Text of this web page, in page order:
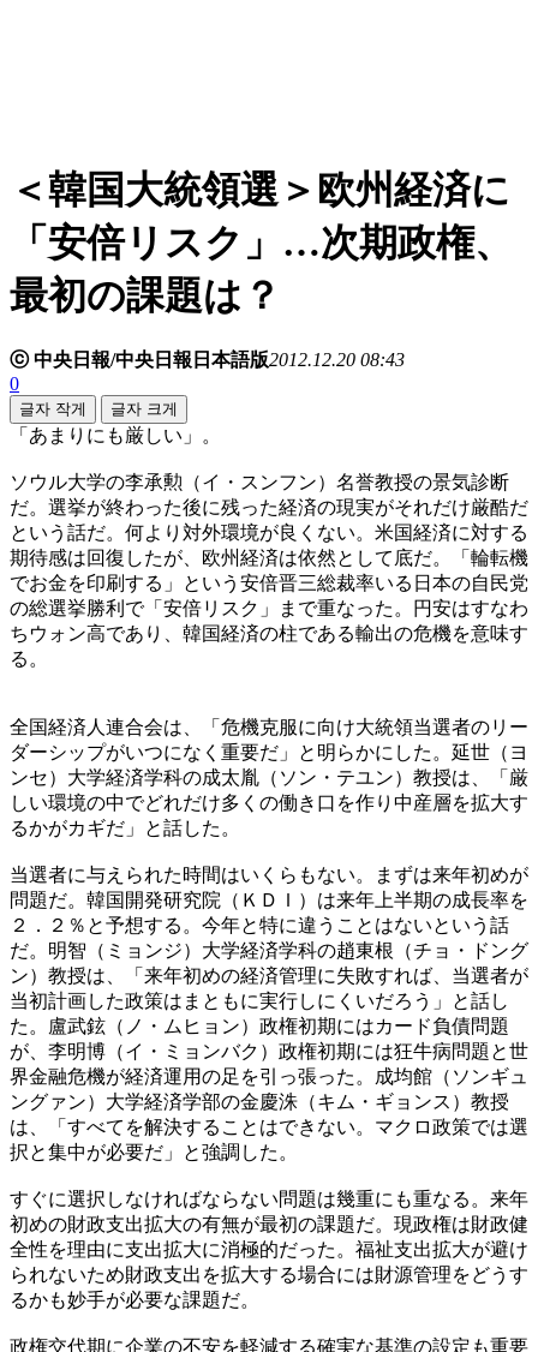
＜韓国大統領選＞欧州経済に
「安倍リスク」…次期政権、
最初の課題は？
ⓒ 中央日報/中央日報日本語版2012.12.20 08:43
0
글자 작게 글자 크게
「あまりにも厳しい」。
ソウル大学の李承勲（イ・スンフン）名誉教授の景気診断
だ。選挙が終わった後に残った経済の現実がそれだけ厳酷だ
という話だ。何より対外環境が良くない。米国経済に対する
期待感は回復したが、欧州経済は依然として底だ。「輪転機
でお金を印刷する」という安倍晋三総裁率いる日本の自民党
の総選挙勝利で「安倍リスク」まで重なった。円安はすなわ
ちウォン高であり、韓国経済の柱である輸出の危機を意味す
る。
全国経済人連合会は、「危機克服に向け大統領当選者のリー
ダーシップがいつになく重要だ」と明らかにした。延世（ヨ
ンセ）大学経済学科の成太胤（ソン・テユン）教授は、「厳
しい環境の中でどれだけ多くの働き口を作り中産層を拡大す
るかがカギだ」と話した。
当選者に与えられた時間はいくらもない。まずは来年初めが
問題だ。韓国開発研究院（ＫＤＩ）は来年上半期の成長率を
２．２％と予想する。今年と特に違うことはないという話
だ。明智（ミョンジ）大学経済学科の趙東根（チョ・ドング
ン）教授は、「来年初めの経済管理に失敗すれば、当選者が
当初計画した政策はまともに実行しにくいだろう」と話し
た。盧武鉉（ノ・ムヒョン）政権初期にはカード負債問題
が、李明博（イ・ミョンバク）政権初期には狂牛病問題と世
界金融危機が経済運用の足を引っ張った。成均館（ソンギュ
ングァン）大学経済学部の金慶洙（キム・ギョンス）教授
は、「すべてを解決することはできない。マクロ政策では選
択と集中が必要だ」と強調した。
すぐに選択しなければならない問題は幾重にも重なる。来年
初めの財政支出拡大の有無が最初の課題だ。現政権は財政健
全性を理由に支出拡大に消極的だった。福祉支出拡大が避け
られないため財政支出を拡大する場合には財源管理をどうす
るかも妙手が必要な課題だ。
政権交代期に企業の不安を軽減する確実な基準の設定も重要